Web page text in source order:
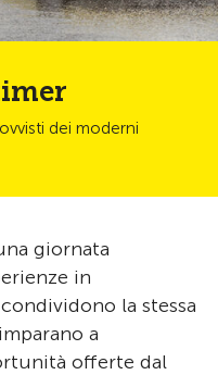
dei moderni
giornata
in
la stessa
a
offerte dal